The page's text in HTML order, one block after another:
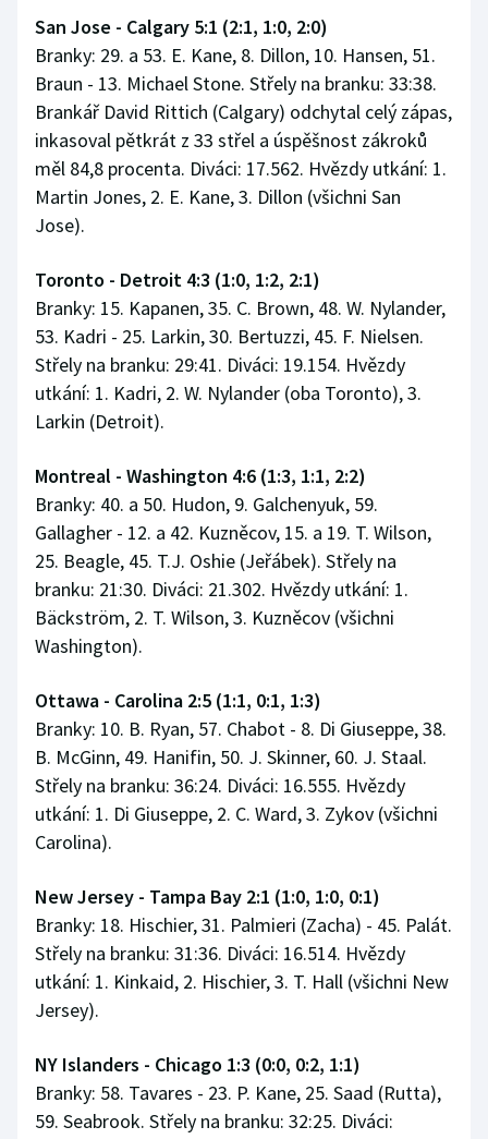
San Jose - Calgary 5:1 (2:1, 1:0, 2:0)
Branky: 29. a 53. E. Kane, 8. Dillon, 10. Hansen, 51.
Braun - 13. Michael Stone. Střely na branku: 33:38.
Brankář David Rittich (Calgary) odchytal celý zápas,
inkasoval pětkrát z 33 střel a úspěšnost zákroků
měl 84,8 procenta. Diváci: 17.562. Hvězdy utkání: 1.
Martin Jones, 2. E. Kane, 3. Dillon (všichni San
Jose).
Toronto - Detroit 4:3 (1:0, 1:2, 2:1)
Branky: 15. Kapanen, 35. C. Brown, 48. W. Nylander,
53. Kadri - 25. Larkin, 30. Bertuzzi, 45. F. Nielsen.
Střely na branku: 29:41. Diváci: 19.154. Hvězdy
utkání: 1. Kadri, 2. W. Nylander (oba Toronto), 3.
Larkin (Detroit).
Montreal - Washington 4:6 (1:3, 1:1, 2:2)
Branky: 40. a 50. Hudon, 9. Galchenyuk, 59.
Gallagher - 12. a 42. Kuzněcov, 15. a 19. T. Wilson,
25. Beagle, 45. T.J. Oshie (Jeřábek). Střely na
branku: 21:30. Diváci: 21.302. Hvězdy utkání: 1.
Bäckström, 2. T. Wilson, 3. Kuzněcov (všichni
Washington).
Ottawa - Carolina 2:5 (1:1, 0:1, 1:3)
Branky: 10. B. Ryan, 57. Chabot - 8. Di Giuseppe, 38.
B. McGinn, 49. Hanifin, 50. J. Skinner, 60. J. Staal.
Střely na branku: 36:24. Diváci: 16.555. Hvězdy
utkání: 1. Di Giuseppe, 2. C. Ward, 3. Zykov (všichni
Carolina).
New Jersey - Tampa Bay 2:1 (1:0, 1:0, 0:1)
Branky: 18. Hischier, 31. Palmieri (Zacha) - 45. Palát.
Střely na branku: 31:36. Diváci: 16.514. Hvězdy
utkání: 1. Kinkaid, 2. Hischier, 3. T. Hall (všichni New
Jersey).
NY Islanders - Chicago 1:3 (0:0, 0:2, 1:1)
Branky: 58. Tavares - 23. P. Kane, 25. Saad (Rutta),
59. Seabrook. Střely na branku: 32:25. Diváci: